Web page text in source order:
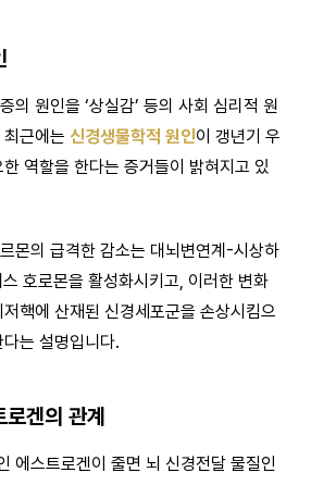
의 원인을 ‘상실감’ 등의 사회 심리적 원
근에는 신경생물학적 원인이 갱년기 우
역할을 한다는 증거들이 밝혀지고 있
몬의 급격한 감소는 대뇌변연계-시상하
호로몬을 활성화시키고, 이러한 변화
핵에 산재된 신경세포군을 손상시킴으
는 설명입니다.
겐의 관계
에스트로겐이 줄면 뇌 신경전달 물질인